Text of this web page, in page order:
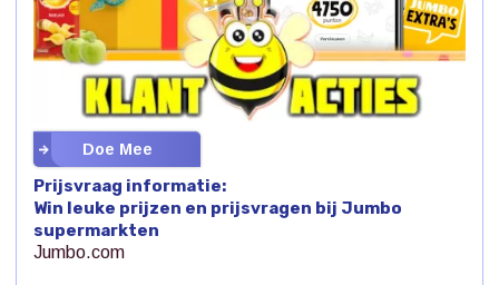
Doe Mee
Prijsvraag informatie:
Win leuke prijzen en prijsvragen bij Jumbo
supermarkten
Jumbo.com